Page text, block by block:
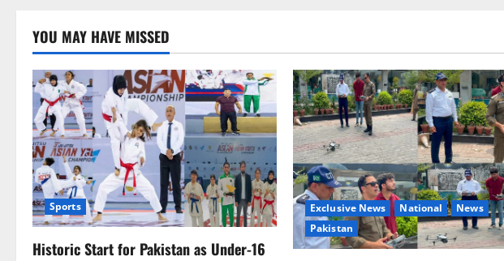
YOU MAY HAVE MISSED
Sports
Historic Start for Pakistan as Under-16
Exclusive News National
News
Pakistan